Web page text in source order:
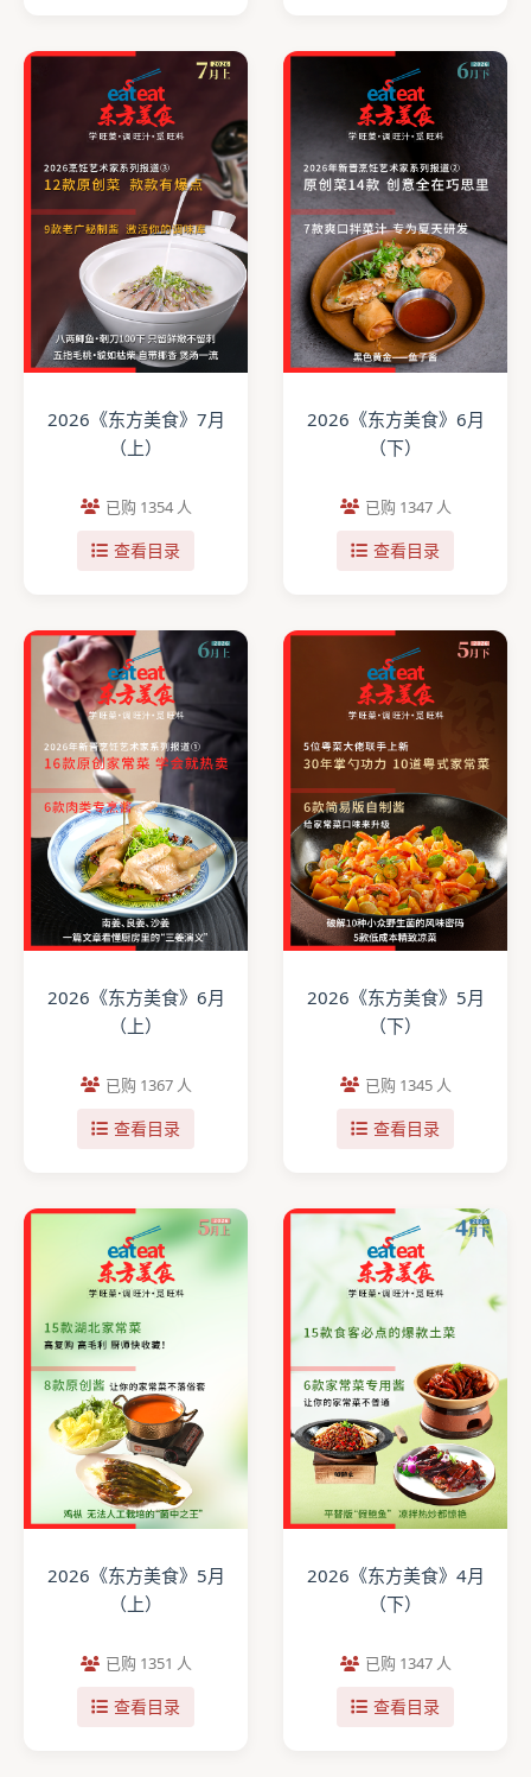
2026《东方美食》7月
（上）
已购 1354 人
查看目录
2026《东方美食》6月
（下）
已购 1347 人
查看目录
2026《东方美食》6月
（上）
已购 1367 人
查看目录
2026《东方美食》5月
（下）
已购 1345 人
查看目录
2026《东方美食》5月
（上）
已购 1351 人
查看目录
2026《东方美食》4月
（下）
已购 1347 人
查看目录